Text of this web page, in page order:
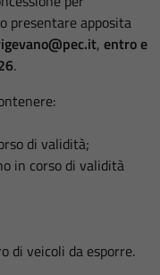
presentare apposita
, entro e
.
di validità;
in corso di validità
di veicoli da esporre.